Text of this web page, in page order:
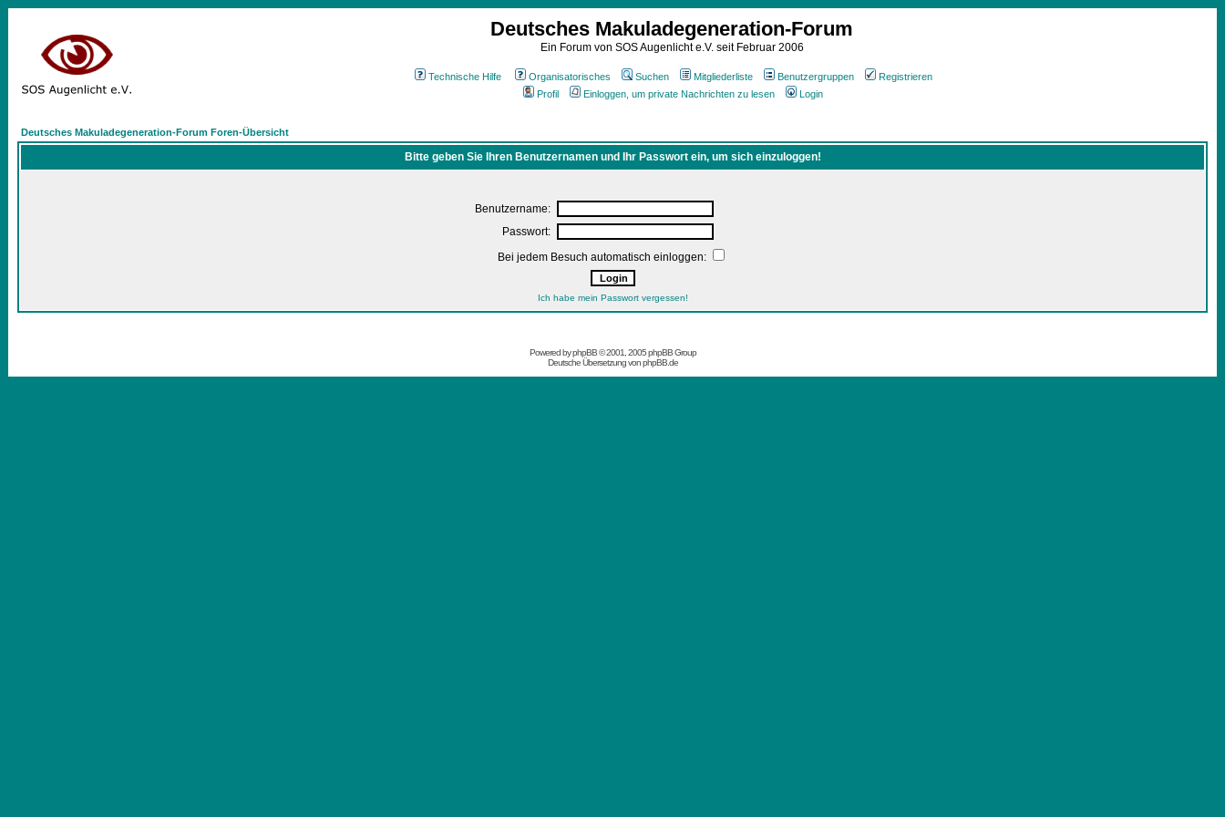
Deutsches Makuladegeneration-Forum
Ein Forum von SOS Augenlicht e.V. seit Februar 2006
Technische Hilfe Organisatorisches Suchen Mitgliederliste Benutzergruppen
Registrieren
Profil
Einloggen, um private Nachrichten zu lesen Login
Deutsches Makuladegeneration-Forum Foren-Übersicht
Bitte geben Sie Ihren Benutzernamen und Ihr Passwort ein, um sich einzuloggen!
Benutzername:
Passwort:
Bei jedem Besuch automatisch einloggen:
Ich habe mein Passwort vergessen!
Powered byphpBB© 2001, 2005 phpBB Group
Deutsche Übersetzung vonphpBB.de